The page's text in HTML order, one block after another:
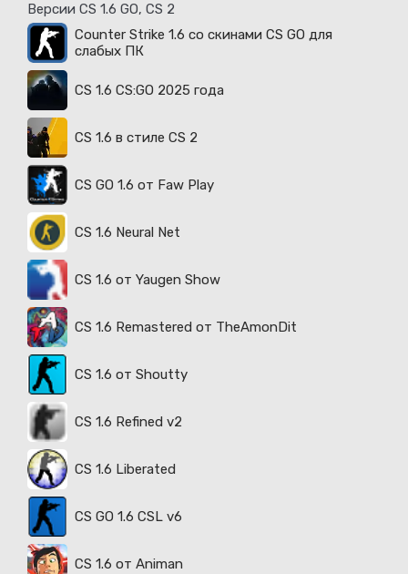
Версии CS 1.6 GO, CS 2
Counter Strike 1.6 со скинами CS GO для
слабых ПК
CS 1.6 CS:GO 2025 года
CS 1.6 в стиле CS 2
CS GO 1.6 от Faw Play
CS 1.6 Neural Net
CS 1.6 от Yaugen Show
CS 1.6 Remastered от TheAmonDit
CS 1.6 от Shoutty
CS 1.6 Refined v2
CS 1.6 Liberated
CS GO 1.6 CSL v6
CS 1.6 от Animan